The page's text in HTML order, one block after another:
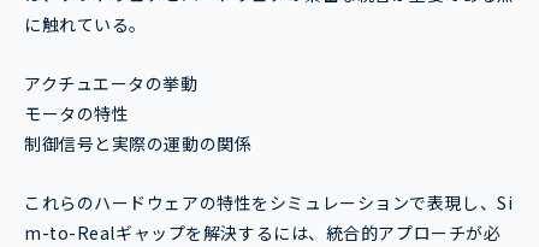
に触れている。
アクチュエータの挙動
モータの特性
制御信号と実際の運動の関係
これらのハードウェアの特性をシミュレーションで表現し、Si
m-to-Realギャップを解決するには、統合的アプローチが必